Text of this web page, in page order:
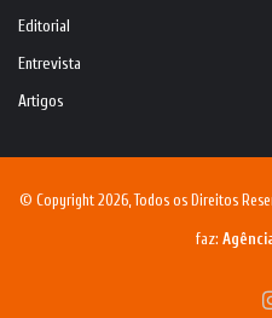
Editorial
Entrevista
Artigos
© Copyright 2026, Todos os Direitos
faz: